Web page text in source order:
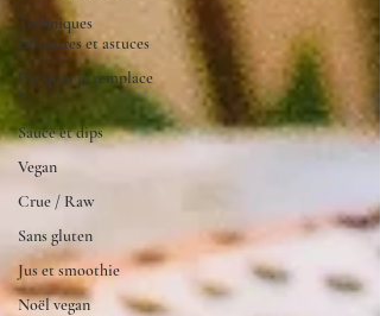
Techniques
culinaires et astuces
Par quoi je remplace
?
Sauce et dips
Vegan
Crue / Raw
Sans gluten
Jus et smoothie
Noël vegan